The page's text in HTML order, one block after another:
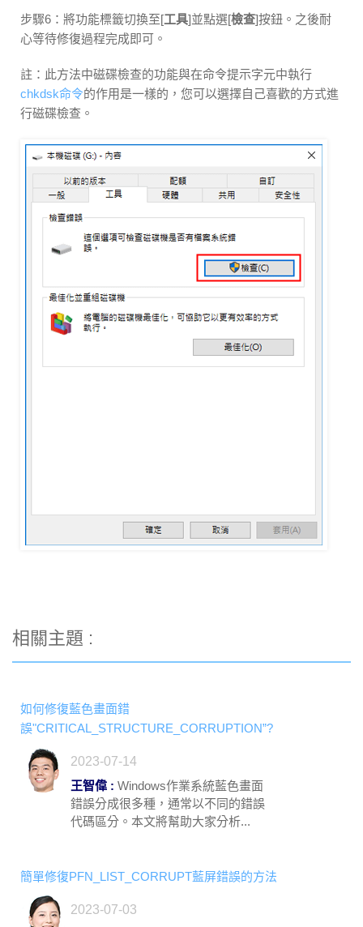
步驟6：將功能標籤切換至[工具]並點選[檢查]按鈕。之後耐
心等待修復過程完成即可。
註：此方法中磁碟檢查的功能與在命令提示字元中執行
chkdsk命令的作用是一樣的，您可以選擇自己喜歡的方式進
行磁碟檢查。
相關主題 :
如何修復藍色畫面錯
誤"CRITICAL_STRUCTURE_CORRUPTION”?
2023-07-14
王智偉 : Windows作業系統藍色畫面
錯誤分成很多種，通常以不同的錯誤
代碼區分。本文將幫助大家分析...
簡單修復PFN_LIST_CORRUPT藍屏錯誤的方法
2023-07-03